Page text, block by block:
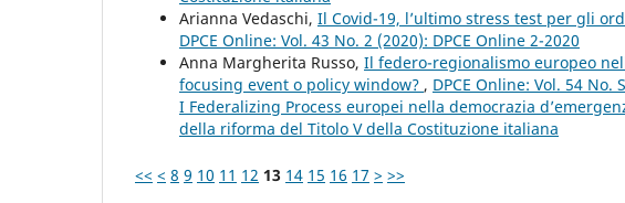
Arianna Vedaschi, Il Covid-19, l’ultimo stress test per gli
DPCE Online: Vol. 43 No. 2 (2020): DPCE Online 2-2020
Anna Margherita Russo, Il federo-regionalismo europeo
focusing event o policy window? , DPCE Online: Vol. 54 No.
I Federalizing Process europei nella democrazia
della riforma del Titolo V della Costituzione italiana
<< < 8 9 10 11 12 13 14 15 16 17 > >>